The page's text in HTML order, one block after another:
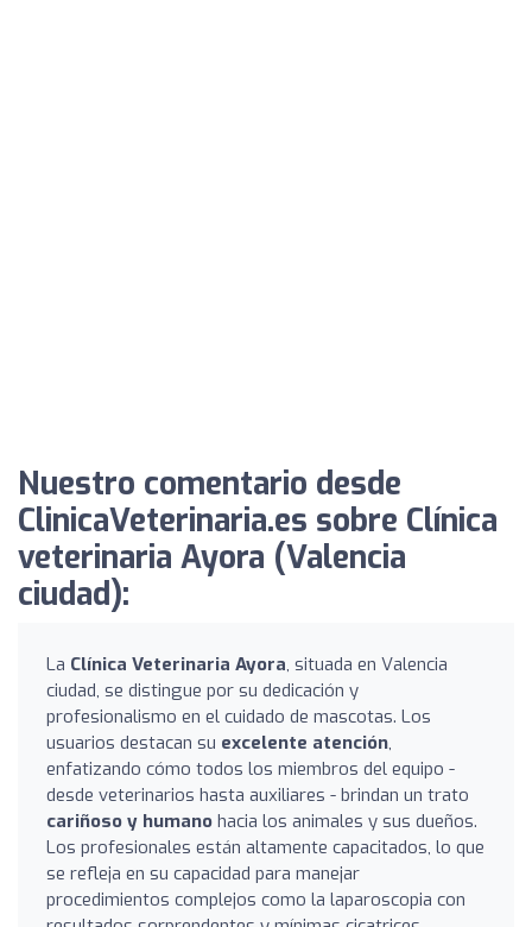
Nuestro comentario desde
ClinicaVeterinaria.es sobre Clínica
veterinaria Ayora (Valencia
ciudad):
La Clínica Veterinaria Ayora, situada en Valencia
ciudad, se distingue por su dedicación y
profesionalismo en el cuidado de mascotas. Los
usuarios destacan su excelente atención,
enfatizando cómo todos los miembros del equipo -
desde veterinarios hasta auxiliares - brindan un trato
cariñoso y humano hacia los animales y sus dueños.
Los profesionales están altamente capacitados, lo que
se refleja en su capacidad para manejar
procedimientos complejos como la laparoscopia con